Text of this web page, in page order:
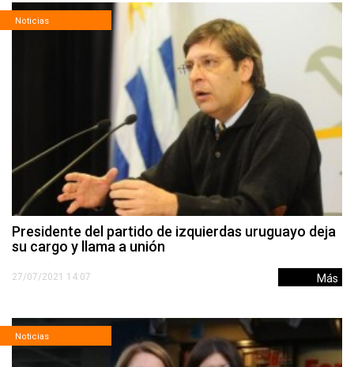
Noticias
Presidente del partido de izquierdas uruguayo deja
su cargo y llama a unión
27/07/2021 14:07 Más
Noticias